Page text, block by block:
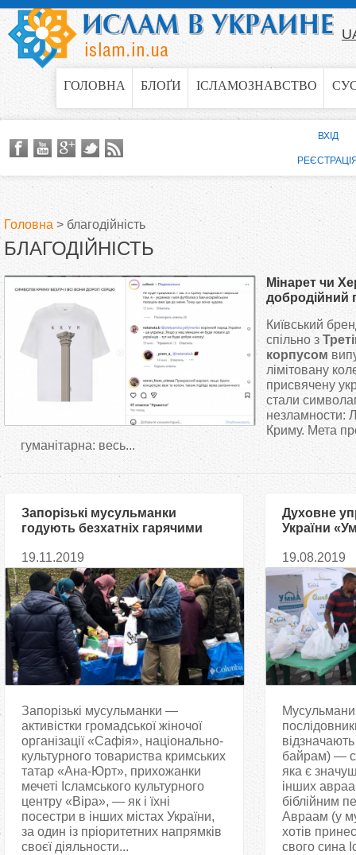
Jump to navigation
ГОЛОВНА БЛОҐИ ІСЛАМОЗНАВСТВО
В
и
Головна > благодійність
БЛАГОДІЙНІСТЬ
Мінарет чи
добродійний
хвилю хейту
Київський
спільно з
корпусом
лімітовану
присвячену
стали
незламности:
Криму. Мета
гуманітарна: весь...
Запорізькі мусульманки
годують безхатніх гарячими
19.11.2019
Запорізькі мусульманки —
активістки громадської жіночої
організації «Сафія», національно-
культурного товариства кримських
татар «Ана-Юрт», прихожанки
мечеті Ісламського культурного
центру «Віра», — як і їхні
посестри в інших містах України,
за один із пріоритетних напрямків
своєї діяльности...
Духовне
України
19.08.2019
Мусульмани
байрам) —
яка є
інших
біблійним
Авраам (у
хотів
свого сина
ВХІД